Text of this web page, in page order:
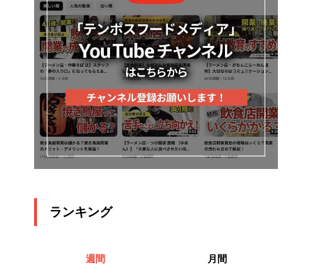
ランキング
週間 月間